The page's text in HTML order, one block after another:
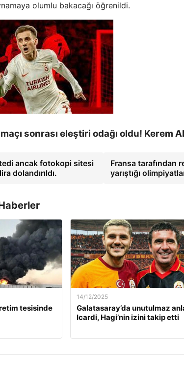
olumlu bakacağı öğrenildi.
sonrası eleştiri odağı oldu! Kerem
ancak fotokopi sitesi
dolandırıldı.
Fransa tarafından
yarıştığı
tesisinde
14/12/2025
Galatasaray’da unutulmaz
Icardi, Hagi’nin izini takip etti